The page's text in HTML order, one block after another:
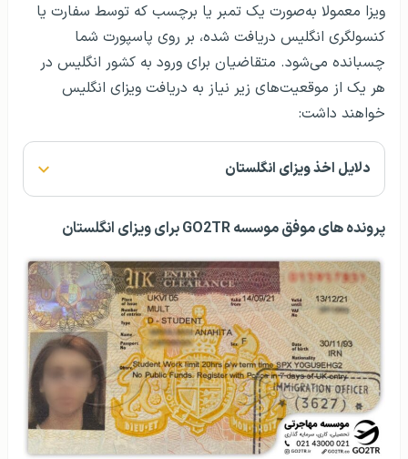
ویزا معمولا به‌صورت یک تمبر یا برچسب که توسط سفارت یا
کنسولگری انگلیس دریافت شده، بر روی پاسپورت شما
چسبانده می‌شود. متقاضیان برای ورود به کشور انگلیس در
هر یک از موقعیت‌های زیر نیاز به دریافت ویزای انگلیس
خواهند داشت:
دلایل اخذ ویزای انگلستان
پرونده‌ های موفق موسسه GO2TR برای ویزای انگلستان